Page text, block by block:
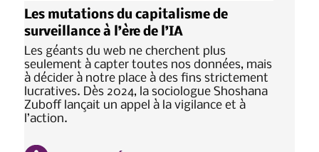
Les mutations du capitalisme de
surveillance à l’ère de l’IA
Les géants du web ne cherchent plus
seulement à capter toutes nos données, mais
à décider à notre place à des fins strictement
lucratives. Dès 2024, la sociologue Shoshana
Zuboff lançait un appel à la vigilance et à
l’action.